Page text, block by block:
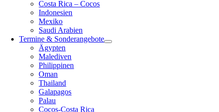
Costa Rica – Cocos
Indonesien
Mexiko
Saudi Arabien
Termine & Sonderangebote
Ägypten
Malediven
Philippinen
Oman
Thailand
Galapagos
Palau
Cocos-Costa Rica